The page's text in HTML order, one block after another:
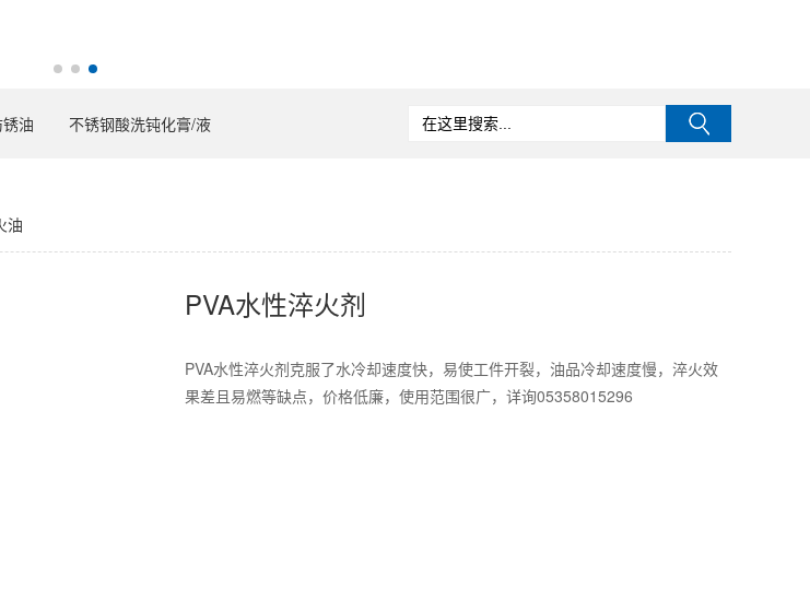
油 不锈钢酸洗钝化膏/液
油
PVA水性淬火剂
PVA水性淬火剂克服了水冷却速度快，易使工件开裂，油品冷却速度慢，淬火效
果差且易燃等缺点，价格低廉，使用范围很广，详询05358015296